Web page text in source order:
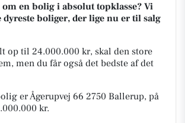
en bolig i absolut topklasse? Vi
dyreste boliger, der lige nu er til salg
op til 24.000.000 kr, skal den store
men du får også det bedste af det
er Ågerupvej 66 2750 Ballerup, på
kr.